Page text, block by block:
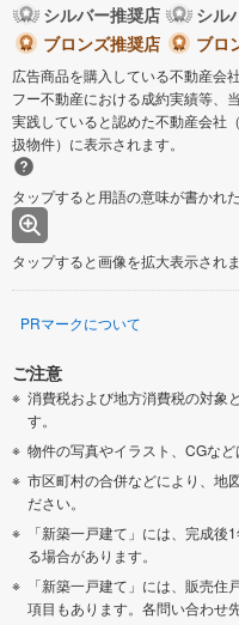
シルバー推奨店
シル
ブロンズ推奨店
ブロ
広告商品を購入している不動産会
フー不動産における成約実績等、
実践していると認めた不動産会社
扱物件）に表示されます。
タップすると用語の意味が書かれ
タップすると画像を拡大表示されま
PRマークについて
ご注意
消費税および地方消費税の対象
す。
物件の写真やイラスト、CGなど
市区町村の合併などにより、地
ださい。
「新築一戸建て」には、完成
る場合があります。
「新築一戸建て」には、販売
項目もあります。各問い合わせ